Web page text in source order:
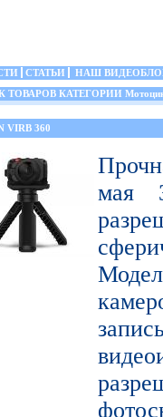
СТАТЬИ
НАШ
КАТЕГОРИИ
VIRB 360
мая